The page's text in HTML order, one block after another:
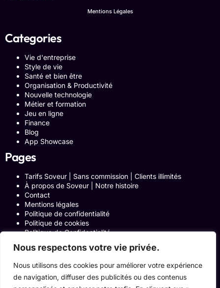
Nous respectons votre vie privée.
Nous utilisons des cookies pour améliorer votre expérience
de navigation, diffuser des publicités ou des contenus
Mentions Légales
Categories
Vie d'entreprise
Style de vie
Santé et bien être
Organisation & Productivité
Nouvelle technologie
Métier et formation
Jeu en ligne
Finance
Blog
App Showcase
Pages
Tarifs Soveur | Sans commission | Clients illimités
À propos de Soveur | Notre histoire
Contact
Mentions légales
Politique de confidentialité
Politique de cookies
Politique de Confidentialité
Blog
Programme Affiliation
Conditions générales d’utilisation